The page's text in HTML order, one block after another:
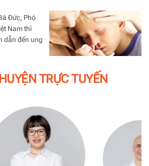
Đức, Phó
Nam thì
dẫn đến ung
TRỰC TUYẾN